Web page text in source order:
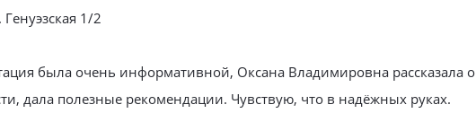
1/2
была очень информативной, Оксана Владимировна рассказала о
дала полезные рекомендации. Чувствую, что в надёжных руках.